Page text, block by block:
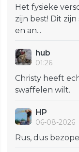
Het fysieke
zijn best! Dit
en an...
hub
01:26
Christy heeft
swaffelen wilt.
HP
06-08-2026
Rus, dus